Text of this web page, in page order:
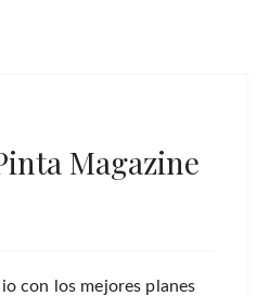
Magazine
con los mejores planes